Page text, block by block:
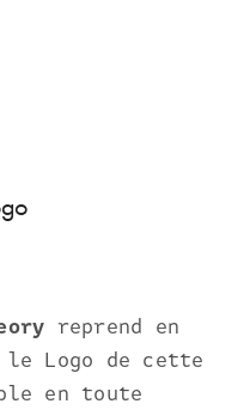
reprend en
Logo de cette
en toute